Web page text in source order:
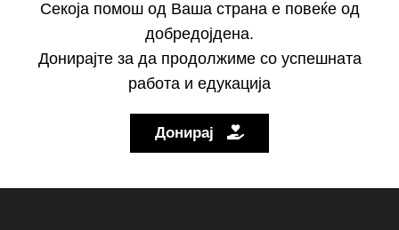
Секоја помош од Ваша страна е повеќе од
добредојдена.
Донирајте за да продолжиме со успешната
работа и едукација
Донирај